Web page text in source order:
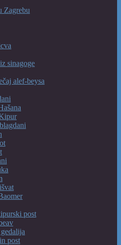
Zagrebu
sinagoge
alef-beysa
post
post